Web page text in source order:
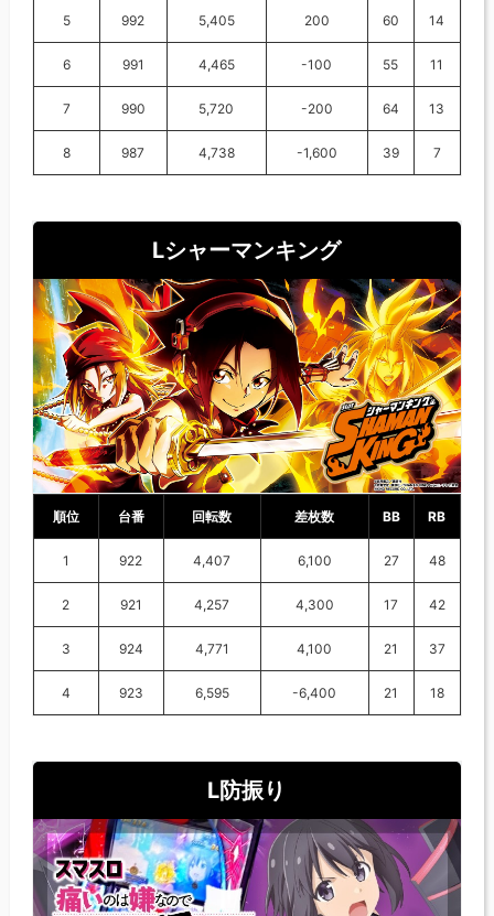
5 992 5,405 200 60 14
6 991 4,465 -100 55 11
7 990 5,720 -200 64 13
8 987 4,738 -1,600 39 7
Lシャーマンキング
順位 台番 回転数 差枚数 BB RB
1 922 4,407 6,100 27 48
2 921 4,257 4,300 17 42
3 924 4,771 4,100 21 37
4 923 6,595 -6,400 21 18
L防振り